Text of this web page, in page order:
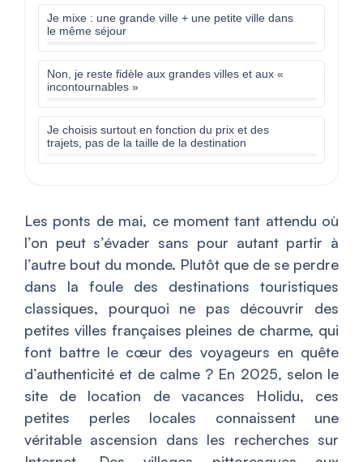
Je mixe : une grande ville + une petite ville dans
le même séjour
Non, je reste fidèle aux grandes villes et aux «
incontournables »
Je choisis surtout en fonction du prix et des
trajets, pas de la taille de la destination
Les ponts de mai, ce moment tant attendu où
l’on peut s’évader sans pour autant partir à
l’autre bout du monde. Plutôt que de se perdre
dans la foule des destinations touristiques
classiques, pourquoi ne pas découvrir des
petites villes françaises pleines de charme, qui
font battre le cœur des voyageurs en quête
d’authenticité et de calme ? En 2025, selon le
site de location de vacances Holidu, ces
petites perles locales connaissent une
véritable ascension dans les recherches sur